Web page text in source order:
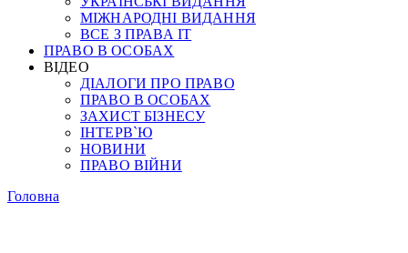
МІЖНАРОДНІ ВИДАННЯ
ВСЕ З ПРАВА ІТ
ПРАВО В ОСОБАХ
ВІДЕО
ДІАЛОГИ ПРО ПРАВО
ПРАВО В ОСОБАХ
ЗАХИСТ БІЗНЕСУ
ІНТЕРВ`Ю
НОВИНИ
ПРАВО ВІЙНИ
Головна